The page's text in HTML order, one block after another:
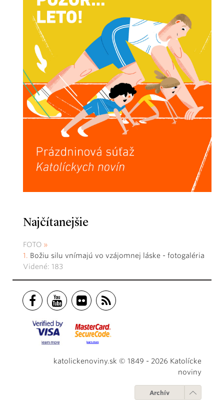
Najčítanejšie
FOTO
Božiu silu vnímajú vo vzájomnej láske - fotogaléria
Videné: 183
katolickenoviny.sk © 1849 - 2026 Katolícke
noviny
Archív